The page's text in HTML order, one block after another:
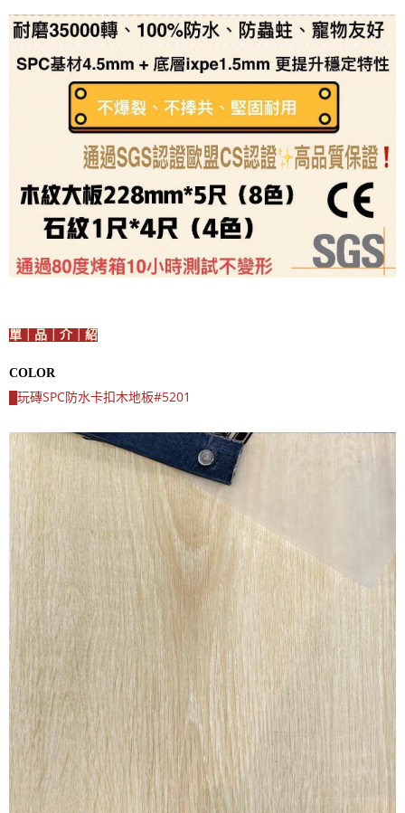
單｜品｜介｜紹
COLOR
玩磚SPC防水卡扣木地板#5201